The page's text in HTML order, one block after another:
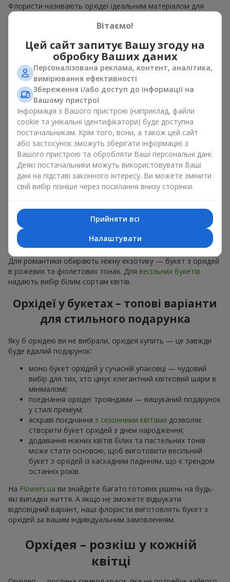
Флористи називають орхідеї ідеальним матеріалом для
незвичайної флористики. Букет з орхідей має чудовий
вигляд як моно рішення для оформлення приміщень, а
виразність у будь-якому форматі. Завдяки своїй структурі
орхідея дозволяє створювати композиції у класичному,
мінімалістичному або сучасному стилі. Букет з орхідей
виглядає ефектно як у камерних, так і в масштабних
роботах, а її розкішні суцвіття легко стають центральним
елементом композиції букет з орхідей. Залежно від
оформлення і сорту рослин різниться на орхідеї ціна.
Зважайте на це перш ніж замовити букет з орхідей.
Кому дарують орхідеї?
Букет з орхідей універсальний і може підійти будь-кому. Їх
даруютькоханим жінками,мамі,дівчині,дружині, сестрі,
подрузі,колезіабо бізнес-партнеру. Сьогодні можна орхідеї
Букет з орхідей — ідеальна квіткова композиція для
особливої події: річниць,
навіть
бізнес-привітань
Для романтики обирають ніжну екзотику — букет з орхідей
в рожевих та фіолетових тонах. Для весільних букетів
надають вибір білим сортам квітів.
Орхідеї у букетах – топові варіанти
для стильного подарунка
Яку б орхідею ви не вибрали, орхідея купить — це завжди
буде вдалий подарунок:
моно букет орхідей у сучасній упаковці — чудовий
вибір для тих, хто цінує елегантний квітковий шарм в
мінімалізмі;
поєднання орхідеї трояндами — вишуканий подарунок
у стилі преміум;
яскраві поєднання з сезонними квітами дозволяє
створити букет орхідей з днем народження;
додавання ніжних квітів білих та пастельних тонів
може стати основою, щоб виготовити весільний
букет з орхідей із каскадним падінням, що є трендом
останніх років.
На Flowers.ua ви знайдете багато готових рішень на будь-
які випадки життя. А якщо не зможете відшукати
відповідний варіант, наші флористи виготовлять букет з
орхідей за вашим індивідуальним замовленням.
Орхідея – розкіш у кожній
квітці
Вітаємо!
Цей сайт запитує Вашу згоду на
обробку Ваших даних
Персоналізована реклама, контент, аналітика,
вимірювання ефективності
Збереження і/або доступ до інформації на
Вашому пристрої
Інформація з Вашого пристрою (наприклад, файли
cookie та унікальні ідентифікатори) буде доступна
постачальникам. Крім того, вони, а також цей сайт
або застосунок зможуть зберігати інформацію з
Вашого пристрою та обробляти Ваші персональні дані.
Деякі постачальники можуть використовувати Ваші
дані на підставі законного інтересу. Ви можете змінити
свій вибір пізніше через посилання внизу сторінки.
Прийняти всі
Налаштувати